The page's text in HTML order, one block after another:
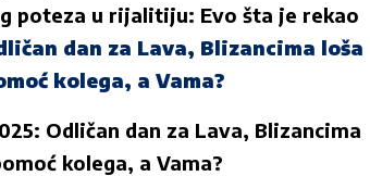
poteza u rijalitiju: Evo šta je rekao
dan za Lava, Blizancima loša
kolega, a Vama?
Odličan dan za Lava, Blizancima
kolega, a Vama?